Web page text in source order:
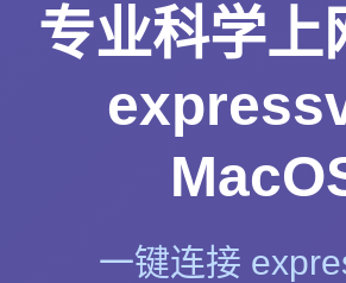
专业科学上
一键连接